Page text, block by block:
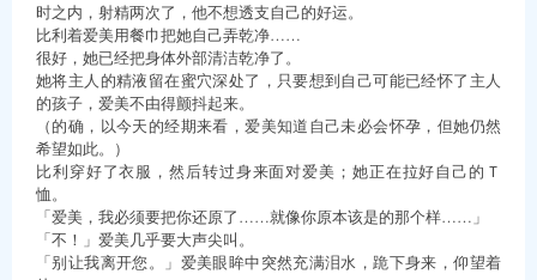
时之内，射精两次了，他不想透支自己的好运。
比利着爱美用餐巾把她自己弄乾净……
很好，她已经把身体外部清洁乾净了。
她将主人的精液留在蜜穴深处了，只要想到自己可能已经怀了主人
的孩子，爱美不由得颤抖起来。
（的确，以今天的经期来看，爱美知道自己未必会怀孕，但她仍然
希望如此。）
比利穿好了衣服，然后转过身来面对爱美；她正在拉好自己的Ｔ
恤。
「爱美，我必须要把你还原了……就像你原本该是的那个样……」
「不！」爱美几乎要大声尖叫。
「别让我离开您。」爱美眼眸中突然充满泪水，跪下身来，仰望着